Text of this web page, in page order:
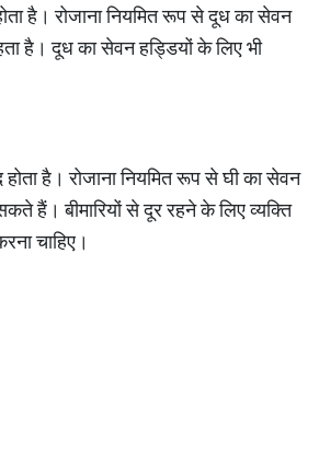
है। रोजाना नियमित रूप से दूध का सेवन
है। दूध का सेवन हड्डियों के लिए भी
है। रोजाना नियमित रूप से घी का सेवन
हैं। बीमारियों से दूर रहने के लिए व्यक्ति
चाहिए।